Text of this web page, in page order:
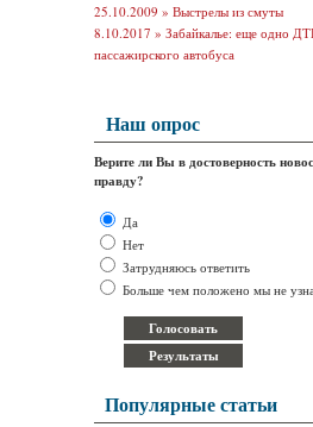
25.10.2009 » Выстрелы из смуты
8.10.2017 » Забайкалье: еще одно
пассажирского автобуса
Наш опрос
Верите ли Вы в достоверность
правду?
Да
Нет
Затрудняюсь ответить
Больше чем положено мы не
Популярные статьи